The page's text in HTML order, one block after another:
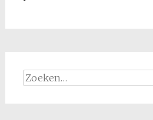
Zoeken